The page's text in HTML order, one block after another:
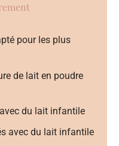
pour les plus
de lait en poudre
du lait infantile
avec du lait infantile